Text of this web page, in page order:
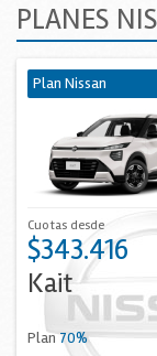
PLANES
Plan Nissan
Cuotas desde
$343.416
Kait
Plan70%